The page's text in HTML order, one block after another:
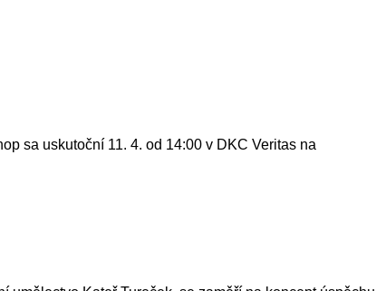
sa uskutoční 11. 4. od 14:00 v DKC Veritas na